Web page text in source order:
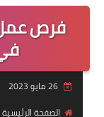
فرص
26 مايو 2023
الصفحة الرئيسية